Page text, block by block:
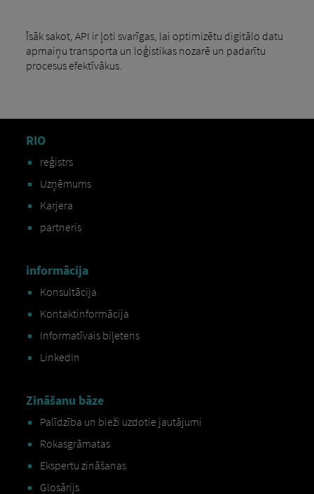
Īsāk sakot, API ir ļoti svarīgas, lai optimizētu digitālo datu
apmaiņu transporta un loģistikas nozarē un padarītu
procesus efektīvākus.
RIO
reģistrs
Uzņēmums
Karjera
partneris
informācija
Konsultācija
Kontaktinformācija
Informatīvais biļetens
LinkedIn
Zināšanu bāze
Palīdzība un bieži uzdotie jautājumi
Rokasgrāmatas
Ekspertu zināšanas
Glosārijs